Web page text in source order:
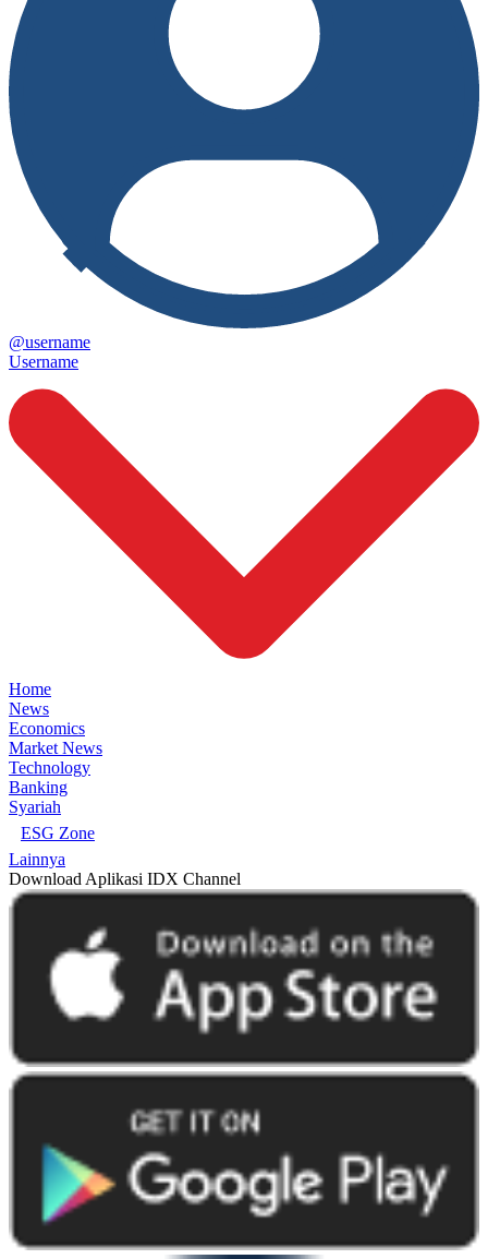
@username
Username
Home
News
Economics
Market News
Technology
Banking
Syariah
ESG Zone
Lainnya
Download Aplikasi IDX Channel